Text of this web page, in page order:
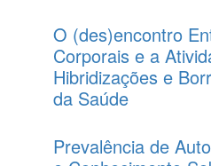
O (des)encontro
Corporais e a
Hibridizações e
da Saúde
Prevalência de